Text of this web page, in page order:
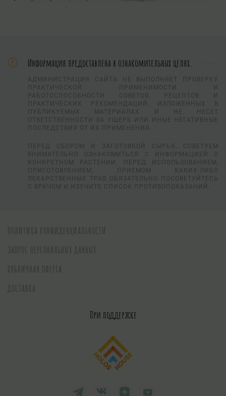
Информация предоставлена в ознакомительных целях.
АДМИНИСТРАЦИЯ САЙТА НЕ ВЫПОЛНЯЕТ ПРОВЕРКУ
ПРАКТИЧЕСКОЙ ПРИМЕНИМОСТИ И
РАБОТОСПОСОБНОСТИ СОВЕТОВ, РЕЦЕПТОВ И
ПРАКТИЧЕСКИХ РЕКОМЕНДАЦИЙ, ИЗЛОЖЕННЫХ В
ПУБЛИКУЕМЫХ МАТЕРИАЛАХ И НЕ НЕСЕТ
ОТВЕТСТВЕННОСТИ ЗА УЩЕРБ ИЛИ ИНЫЕ НЕГАТИВНЫЕ
ПОСЛЕДСТВИЯ ОТ ИХ ПРИМЕНЕНИЯ.
ПЕРЕД СБОРОМ И ЗАГОТОВКОЙ СЫРЬЯ, СОВЕТУЕМ
ВНИМАТЕЛЬНО ОЗНАКОМИТЬСЯ С ИНФОРМАЦИЕЙ О
КОНКРЕТНОМ РАСТЕНИИ. ПЕРЕД ИСПОЛЬЗОВАНИЕМ,
ПРИГОТОВЛЕНИЕМ, ПРИЕМОМ КАКИХ-ЛИБО
ЛЕКАРСТВЕННЫХ ТРАВ ОБЯЗАТЕЛЬНО ПОСОВЕТУЙТЕСЬ
С ВРАЧОМ И ИЗУЧИТЕ СПИСОК ПРОТИВОПОКАЗАНИЙ.
ПОЛИТИКА КОНФИДЕНЦИАЛЬНОСТИ
ЗАПРОС ПЕРСОНАЛЬНЫХ ДАННЫХ
ПУБЛИЧНАЯ ОФЕРТА
ДОСТАВКА
При поддержке